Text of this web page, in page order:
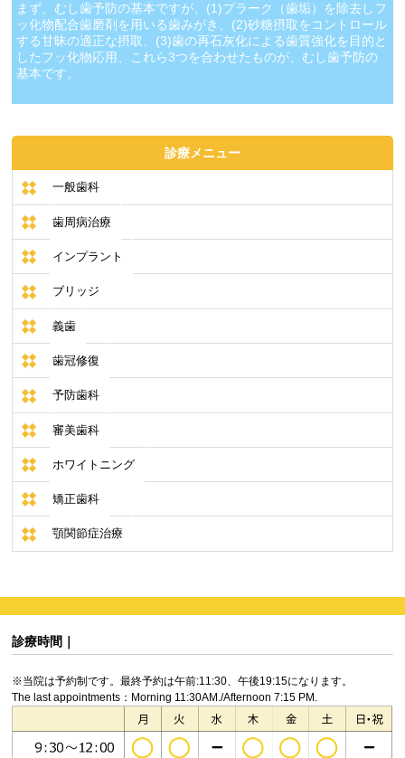
まず、むし歯予防の基本ですが、(1)プラーク（歯垢）を除去しフ
ッ化物配合歯磨剤を用いる歯みがき、(2)砂糖摂取をコントロール
する甘昧の適正な摂取、(3)歯の再石灰化による歯質強化を目的と
したフッ化物応用、これら3つを合わせたものが、むし歯予防の
基本です。
診療メニュー
一般歯科
歯周病治療
インプラント
ブリッジ
義歯
歯冠修復
予防歯科
審美歯科
ホワイトニング
矯正歯科
顎関節症治療
診療時間｜
※当院は予約制です。最終予約は午前:11:30、午後19:15になります。
The last appointments：Morning 11:30AM./Afternoon 7:15 PM.